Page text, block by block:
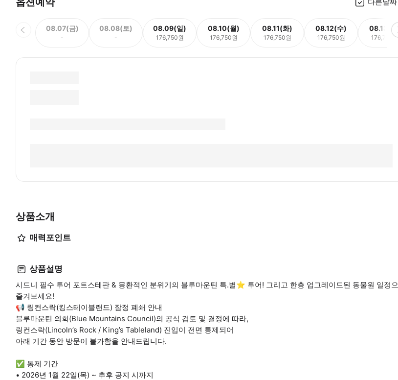
08.07(금)
-
08.08(토)
-
08.09(일)
176,750원
08.10(월)
176,750원
08.11(화)
176,750원
08.12(수)
176,750원
08.13(
176,750
상품소개
매력포인트
상품설명
시드니 필수 투어 포트스테판 & 몽환적인 분위기의 블루마운틴 특.별⭐ 투어! 그리고 한층 업그레이드된 동물원 일정
즐겨보세요!
📢 링컨스락(킹스테이블랜드) 잠정 폐쇄 안내
블루마운틴 의회(Blue Mountains Council)의 공식 검토 및 결정에 따라,
링컨스락(Lincoln’s Rock / King’s Tableland) 진입이 전면 통제되어
아래 기간 동안 방문이 불가함을 안내드립니다.
✅ 통제 기간
• 2026년 1월 22일(목) ~ 추후 공지 시까지